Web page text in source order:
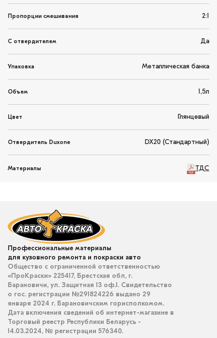
Пропорции смешивания 2:1
С отвердителем Да
Упаковка Металлическая банка
Объем 1,5л
Цвет Глянцевый
Отвердитель Duxone DX20 (Стандартный)
Материалы ТДС
Профессиональные материалы
для кузовного ремонта и покраски авто
Общество с ограниченной ответственностью
«ПроКраски» 225417, Брестская обл, г.
Барановичи, ул. Защитная 13 оф.1. Свидетельство
о гос. регистрации №291824226 выдано 29
января 2024 г. Барановичским горисполкомом.
Дата включения сведений об интернет-магазине в
Торговый реестр Республики Беларусь -
14.03.2024, № регистрации 576340.